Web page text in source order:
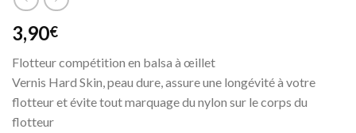
3,90€
Flotteur compétition en balsa à œillet
Vernis Hard Skin, peau dure, assure une longévité à votre
flotteur et évite tout marquage du nylon sur le corps du
flotteur